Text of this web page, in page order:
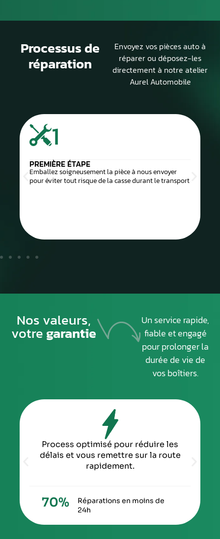
Processus de
réparation
Envoyez vos pièces auto à
réparer ou déposez-les
directement à notre atelier
Aurel Automobile
1
PREMIÈRE ÉTAPE
Emballez soigneusement la pièce à nous envoyer
pour éviter tout risque de la casse durant le transport
Nos valeurs,
votregarantie
Un service rapide,
fiable et engagé
pour prolonger la
durée de vie de
vos boîtiers.
Process optimisé pour réduire les
délais et vous remettre sur la route
rapidement.
Réparations en moins de
24h
70%